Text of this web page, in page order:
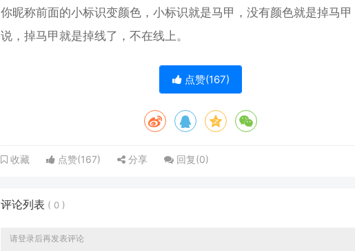
你昵称前面的小标识变颜色，小标识就是马甲，没有颜色就是掉马甲
说，掉马甲就是掉线了，不在线上。
点赞(167)
收藏 点赞(167) 分享 回复(0)
评论列表 ( 0 )